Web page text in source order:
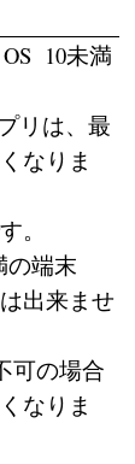
10未満
リは、最
なりま
。
端末
出来ませ
可の場合
なりま